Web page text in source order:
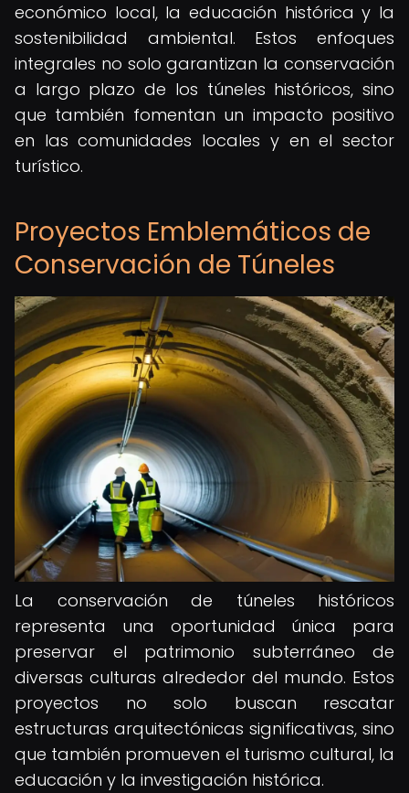
económico local, la educación histórica y la
sostenibilidad ambiental. Estos enfoques
integrales no solo garantizan la conservación
a largo plazo de los túneles históricos, sino
que también fomentan un impacto positivo
en las comunidades locales y en el sector
turístico.
Proyectos Emblemáticos de
Conservación de Túneles
La conservación de túneles históricos
representa una oportunidad única para
preservar el patrimonio subterráneo de
diversas culturas alrededor del mundo. Estos
proyectos no solo buscan rescatar
estructuras arquitectónicas significativas, sino
que también promueven el turismo cultural, la
educación y la investigación histórica.